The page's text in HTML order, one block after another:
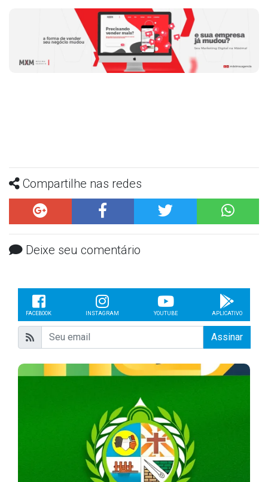
Compartilhe nas redes
Deixe seu comentário
FACEBOOK INSTAGRAM YOUTUBE APLICATIVO
Assinar